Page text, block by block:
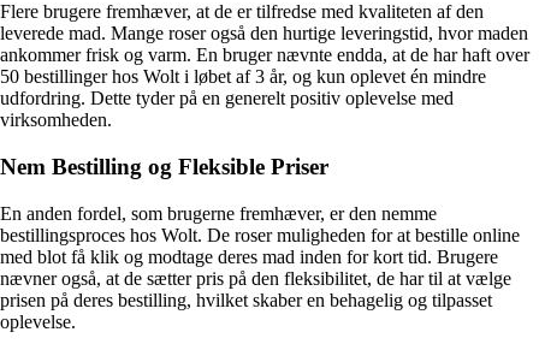
Flere brugere fremhæver, at de er tilfredse med kvaliteten af den
leverede mad. Mange roser også den hurtige leveringstid, hvor maden
ankommer frisk og varm. En bruger nævnte endda, at de har haft over
50 bestillinger hos Wolt i løbet af 3 år, og kun oplevet én mindre
udfordring. Dette tyder på en generelt positiv oplevelse med
virksomheden.
Nem Bestilling og Fleksible Priser
En anden fordel, som brugerne fremhæver, er den nemme
bestillingsproces hos Wolt. De roser muligheden for at bestille online
med blot få klik og modtage deres mad inden for kort tid. Brugere
nævner også, at de sætter pris på den fleksibilitet, de har til at vælge
prisen på deres bestilling, hvilket skaber en behagelig og tilpasset
oplevelse.